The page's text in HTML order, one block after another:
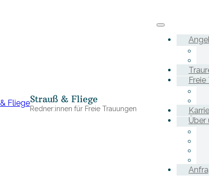
Strauß & Fliege
Redner:innen für Freie Trauungen
Über